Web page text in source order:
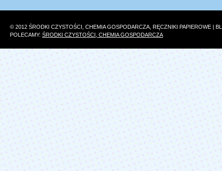
© 2012 ŚRODKI CZYSTOŚCI, CHEMIA GOSPODARCZA, RĘCZNIKI PAPIEROWE |
POLECAMY: ŚRODKI CZYSTOŚCI, CHEMIA GOSPODARCZA